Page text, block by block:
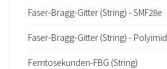
Faser-Bragg-Gitter (String) - SMF28e
Faser-Bragg-Gitter (String) - Polyimid
Femtosekunden-FBG (String)